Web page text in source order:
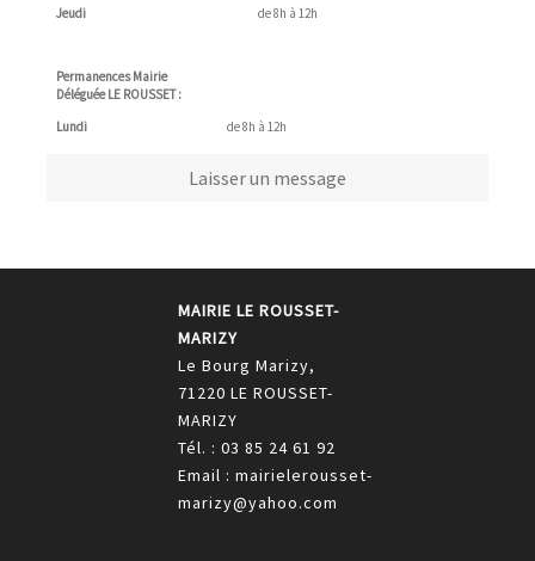
Jeudi
de 8h à 12h
Permanences Mairie
Déléguée LE ROUSSET :
Lundi
de 8h à 12h
Laisser un message
MAIRIE LE ROUSSET-
MARIZY
Le Bourg Marizy,
71220 LE ROUSSET-
MARIZY
Tél. : 03 85 24 61 92
Email : mairielerousset-
marizy@yahoo.com